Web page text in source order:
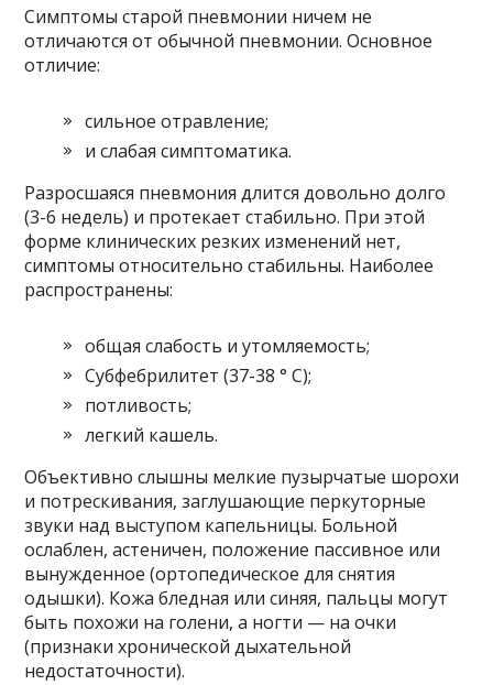
Симптомы старой пневмонии ничем не
отличаются от обычной пневмонии. Основное
отличие:
сильное отравление;
и слабая симптоматика.
Разросшаяся пневмония длится довольно долго
(3-6 недель) и протекает стабильно. При этой
форме клинических резких изменений нет,
симптомы относительно стабильны. Наиболее
распространены:
общая слабость и утомляемость;
Субфебрилитет (37-38 ° С);
потливость;
легкий кашель.
Объективно слышны мелкие пузырчатые шорохи
и потрескивания, заглушающие перкуторные
звуки над выступом капельницы. Больной
ослаблен, астеничен, положение пассивное или
вынужденное (ортопедическое для снятия
одышки). Кожа бледная или синяя, пальцы могут
быть похожи на голени, а ногти — на очки
(признаки хронической дыхательной
недостаточности).